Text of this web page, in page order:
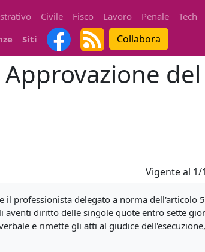
Civile Fisco Lavoro Penale Tech
Siti Collabora
del
Vigente al 1/
il professionista delegato a norma dell'articolo
aventi diritto delle singole quote entro sette
e rimette gli atti al giudice